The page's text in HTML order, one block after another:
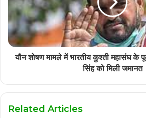
यौन शोषण मामले में भारतीय कुश्ती महासंघ के
सिंह को मिली जमानत
Related Articles